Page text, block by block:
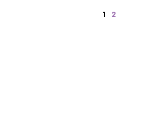
Odjela za ljudske resurse. Prezentacija i
1 2